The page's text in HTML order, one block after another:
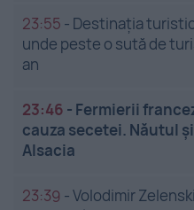
23:55 - Destinația
unde peste o sută de
an
23:46 - Fermierii
cauza secetei. Năutul
Alsacia
23:39 -Volodimir